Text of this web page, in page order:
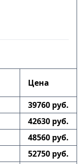
Цена
39760 руб.
42630 руб.
48560 руб.
52750 руб.